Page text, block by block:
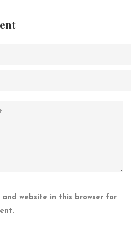
and website in this browser for